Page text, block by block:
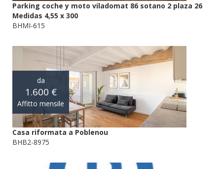
Parking coche y moto viladomat 86 sotano 2 plaza 26
Medidas 4,55 x 300
BHMI-615
da
1.600 €
Affitto mensile
Casa riformata a Poblenou
BHB2-8975